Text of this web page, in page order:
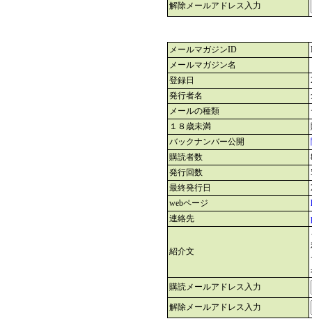
解除メールアドレス入力
メールマガジンID
メールマガジン名
登録日
発行者名
メールの種類
１８歳未満
バックナンバー公開
購読者数
発行回数
最終発行日
webページ
連絡先
紹介文
購読メールアドレス入力
解除メールアドレス入力